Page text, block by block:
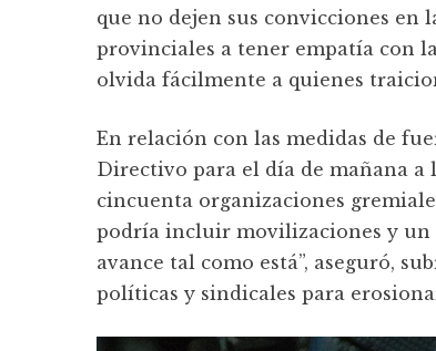
que no dejen sus convicciones en
provinciales a tener empatía con
olvida fácilmente a quienes
En relación con las medidas de
Directivo para el día de mañana a
cincuenta organizaciones
podría incluir movilizaciones y un
avance tal como está”, aseguró,
políticas y sindicales para